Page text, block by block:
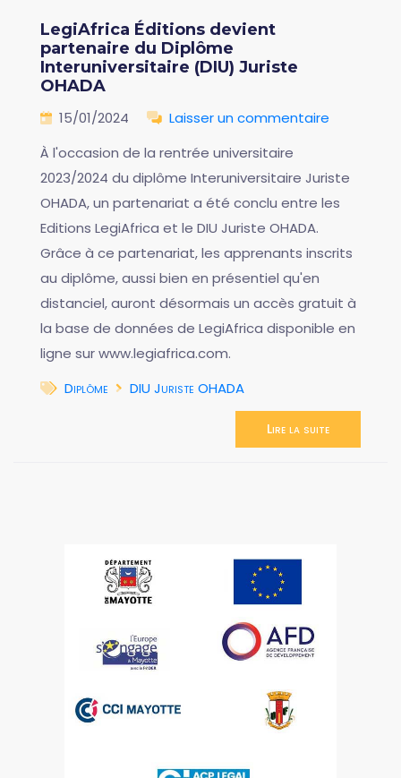
LegiAfrica Éditions devient
partenaire du Diplôme
Interuniversitaire (DIU) Juriste
OHADA
15/01/2024
Laisser un commentaire
À l'occasion de la rentrée universitaire
2023/2024 du diplôme Interuniversitaire Juriste
OHADA, un partenariat a été conclu entre les
Editions LegiAfrica et le DIU Juriste OHADA.
Grâce à ce partenariat, les apprenants inscrits
au diplôme, aussi bien en présentiel qu'en
distanciel, auront désormais un accès gratuit à
la base de données de LegiAfrica disponible en
ligne sur www.legiafrica.com.
Diplôme
DIU Juriste OHADA
Lire la suite